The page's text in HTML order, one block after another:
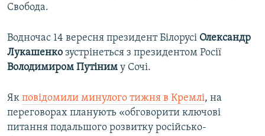
Свобода.
Водночас 14 вересня президент Білорусі Олександр
Лукашенко зустрінеться з президентом Росії
Володимиром Путіним у Сочі.
Як повідомили минулого тижня в Кремлі, на
переговорах планують «обговорити ключові
питання подальшого розвитку російсько-